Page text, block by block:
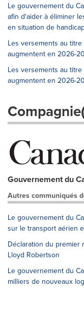
Le gouvernement du
afin d'aider à éliminer
en situation de
Les versements au
augmentent en 2026-
Les versements au
augmentent en 2026-
Gouvernement du
Autres communiqués
Le gouvernement du
sur le transport aérien
Déclaration du premier
Lloyd Robertson
Le gouvernement du
milliers de nouveaux